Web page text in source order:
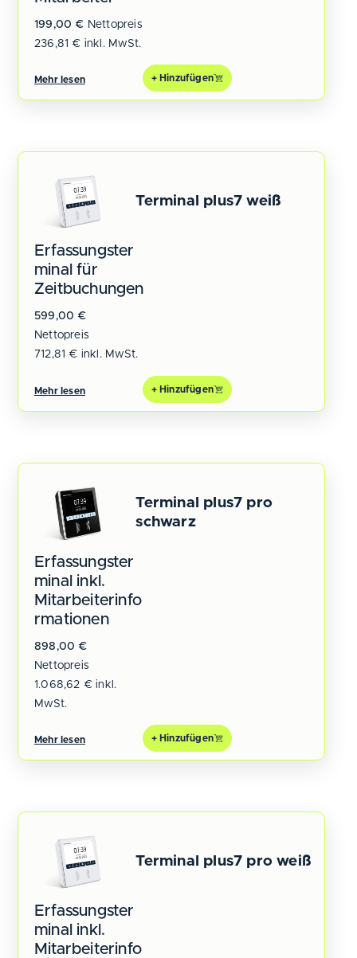
199,00 € Nettopreis
236,81 € inkl. MwSt.
Mehr lesen + Hinzufügen
Terminal plus7 weiß
Erfassungster
minal für
Zeitbuchungen
599,00 €
Nettopreis
712,81 € inkl. MwSt.
Mehr lesen + Hinzufügen
Terminal plus7 pro
schwarz
Erfassungster
minal inkl.
Mitarbeiterinfo
rmationen
898,00 €
Nettopreis
1.068,62 € inkl.
MwSt.
Mehr lesen + Hinzufügen
Terminal plus7 pro weiß
Erfassungster
minal inkl.
Mitarbeiterinfo